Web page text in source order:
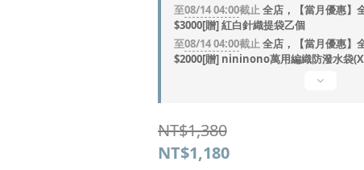
至08/14 04:00截止全店，【當月優惠】
$3000[贈] 紅白針織提袋乙個
至08/14 04:00截止全店，【當月優惠】
$2000[贈] nininono萬用編織防潑水袋
NT$1,380
NT$1,180